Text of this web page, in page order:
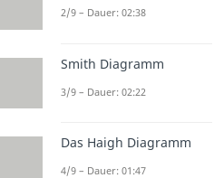
2/9 – Dauer: 02:38
Smith Diagramm
3/9 – Dauer: 02:22
Das Haigh Diagramm
4/9 – Dauer: 01:47